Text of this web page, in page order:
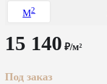
M2
15 140 ₽/м²
Под заказ